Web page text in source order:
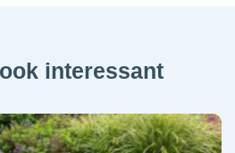
interessant